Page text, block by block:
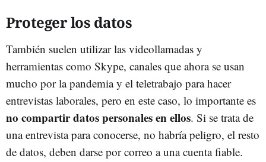
Proteger los datos
También suelen utilizar las videollamadas y
herramientas como Skype, canales que ahora se usan
mucho por la pandemia y el teletrabajo para hacer
entrevistas laborales, pero en este caso, lo importante es
no compartir datos personales en ellos. Si se trata de
una entrevista para conocerse, no habría peligro, el resto
de datos, deben darse por correo a una cuenta fiable.